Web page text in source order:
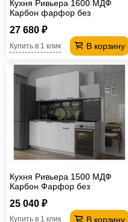
Кухня Ривьера 1600 МДФ
Карбон фарфор без
27 680 ₽
В корзину
Купить в 1 клик
Кухня Ривьера 1500 МДФ
Карбон Фарфор без
25 040 ₽
В корзину
Купить в 1 клик